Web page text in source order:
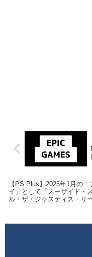
【PS Plus】2025年1月の「
イ」として「スーサイド・
ル・ザ・ジャスティス・リ